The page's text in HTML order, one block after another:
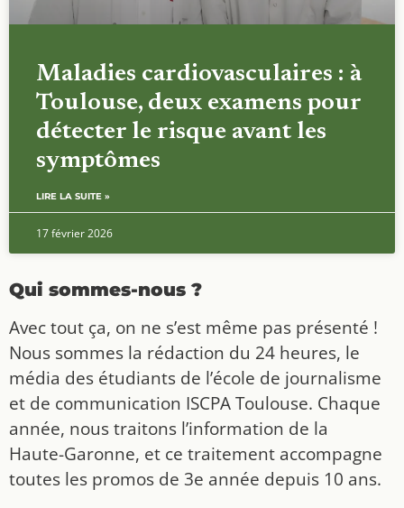
Maladies cardiovasculaires : à
Toulouse, deux examens pour
détecter le risque avant les
symptômes
LIRE LA SUITE »
17 février 2026
Qui sommes-nous ?
Avec tout ça, on ne s’est même pas présenté !
Nous sommes la rédaction du 24 heures, le
média des étudiants de l’école de journalisme
et de communication ISCPA Toulouse. Chaque
année, nous traitons l’information de la
Haute-Garonne, et ce traitement accompagne
toutes les promos de 3e année depuis 10 ans.